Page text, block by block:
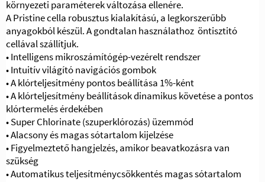
környezeti paraméterek változása ellenére.
A Pristine cella robusztus kialakítású, a legkorszerűbb
anyagokból készül. A gondtalan használathoz öntisztitó
cellával szállítjuk.
• Intelligens mikroszámítógép-vezérelt rendszer
• Intuitív világító navigációs gombok
• A klórteljesitmény pontos beállítása 1%-ként
• A klórteljesítmény beállítások dinamikus követése a pontos
klórtermelés érdekében
• Super Chlorinate (szuperklórozás) üzemmód
• Alacsony és magas sótartalom kijelzése
• Figyelmeztető hangjelzés, amikor beavatkozásra van
szükség
• Automatikus teljesítménycsökkentés magas sótartalom